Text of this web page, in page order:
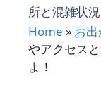
所と混雑状況
Home » お
やアクセス
よ！